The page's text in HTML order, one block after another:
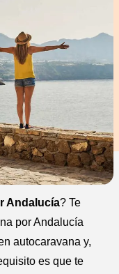
Andalucía? Te
por Andalucía
autocaravana y,
es que te